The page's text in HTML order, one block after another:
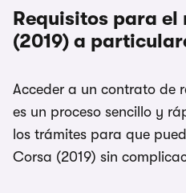
Requisitos para
(2019) a
Acceder a un contrato de
es un proceso sencillo y
los trámites para que
Corsa (2019) sin